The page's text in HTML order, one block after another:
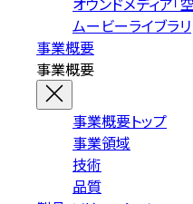
ムービーライブラリ
事業概要
事業概要
事業概要トップ
事業領域
技術
品質